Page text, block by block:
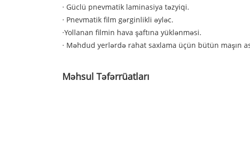
· Güclü pnevmatik laminasiya təzyiqi.
· Pnevmatik film gərginlikli əyləc.
·Yollanan filmin hava şaftına yüklənməsi.
· Məhdud yerlərdə rahat saxlama üçün bütün maşın
Məhsul Təfərrüatları